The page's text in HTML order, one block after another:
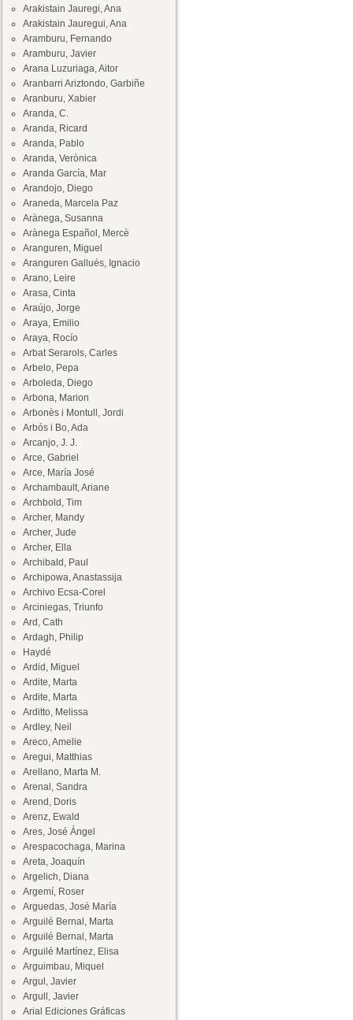
Arakistain Jauregi, Ana
Arakistain Jauregui, Ana
Aramburu, Fernando
Aramburu, Javier
Arana Luzuriaga, Aitor
Aranbarri Ariztondo, Garbiñe
Aranburu, Xabier
Aranda, C.
Aranda, Ricard
Aranda, Pablo
Aranda, Verònica
Aranda García, Mar
Arandojo, Diego
Araneda, Marcela Paz
Arànega, Susanna
Arànega Español, Mercè
Aranguren, Miguel
Aranguren Gallués, Ignacio
Arano, Leire
Arasa, Cinta
Araújo, Jorge
Araya, Emilio
Araya, Rocío
Arbat Serarols, Carles
Arbelo, Pepa
Arboleda, Diego
Arbona, Marion
Arbonès i Montull, Jordi
Arbós i Bo, Ada
Arcanjo, J. J.
Arce, Gabriel
Arce, María José
Archambault, Ariane
Archbold, Tim
Archer, Mandy
Archer, Jude
Archer, Ella
Archibald, Paul
Archipowa, Anastassija
Archivo Ecsa-Corel
Arciniegas, Triunfo
Ard, Cath
Ardagh, Philip
Haydé
Ardid, Miguel
Ardite, Marta
Ardite, Marta
Arditto, Melissa
Ardley, Neil
Areco, Amelie
Aregui, Matthias
Arellano, Marta M.
Arenal, Sandra
Arend, Doris
Arenz, Ewald
Ares, José Ángel
Arespacochaga, Marina
Areta, Joaquín
Argelich, Diana
Argemí, Roser
Arguedas, José María
Arguilé Bernal, Marta
Arguilé Bernal, Marta
Arguilé Martínez, Elisa
Arguimbau, Miquel
Argul, Javier
Argull, Javier
Arial Ediciones Gráficas